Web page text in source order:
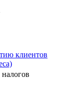
клиентов